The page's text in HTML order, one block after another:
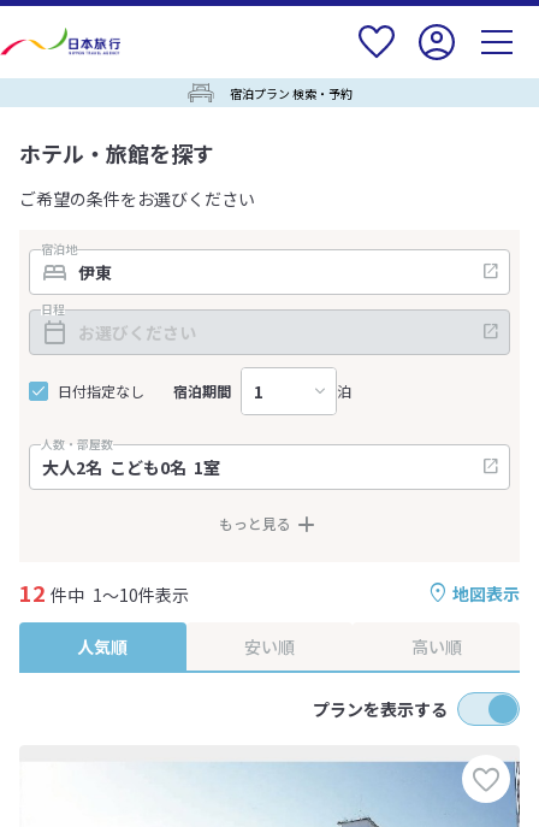
宿泊プラン 検索・予約
ホテル・旅館を探す
ご希望の条件をお選びください
宿泊地
日程
日付指定なし 宿泊期間 泊
人数・部屋数
もっと見る
地図表示
12 件中 1～10件表示
人気順 安い順 高い順
プランを表示する